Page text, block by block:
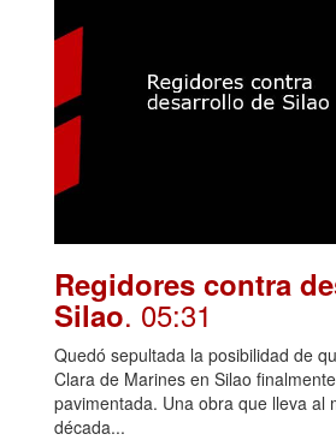
Regidores contra
Silao. 05:31
Quedó sepultada la posibilidad de
Clara de Marines en Silao
pavimentada. Una obra que lleva al
década...